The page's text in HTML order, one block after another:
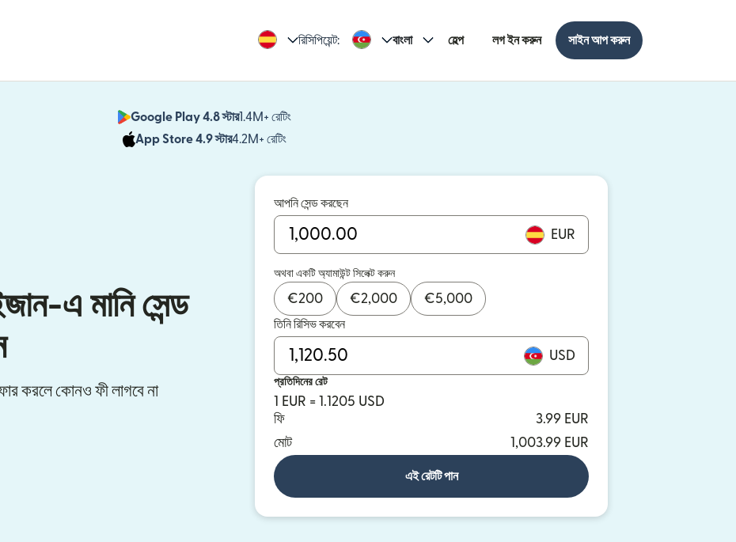
রিসিপিয়েন্ট: বাংলা হেল্প লগ ইন করুন সাইন আপ করুন
Google Play 4.8 স্টার1.4M+ রেটিং
App Store 4.9 স্টার4.2M+ রেটিং
এ মানি সেন্ড
করলে কোনও ফী লাগবে না
আপনি সেন্ড করছেন
EUR
অথবা একটি অ্যামাউন্ট সিলেক্ট করুন
€200 €2,000 €5,000
তিনি রিসিভ করবেন
USD
প্রতিদিনের রেট
1 EUR = 1.1205 USD
ফি
3.99 EUR
মোট
1,003.99 EUR
এই রেটটি পান